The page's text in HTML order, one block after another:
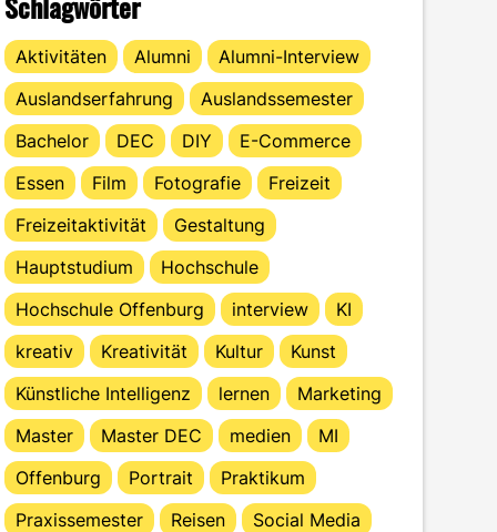
Aktivitäten Alumni
Alumni-Interview
Auslandserfahrung
Auslandssemester
Bachelor
DEC DIY
E-Commerce
Essen
Film Fotografie
Freizeit
Freizeitaktivität
Gestaltung
Hauptstudium
Hochschule
Hochschule Offenburg
interview
KI
kreativ
Kreativität Kultur
Kunst
Künstliche Intelligenz
lernen
Marketing
Master
Master DEC medien
MI
Offenburg
Portrait
Praktikum
Praxissemester
Reisen
Social Media